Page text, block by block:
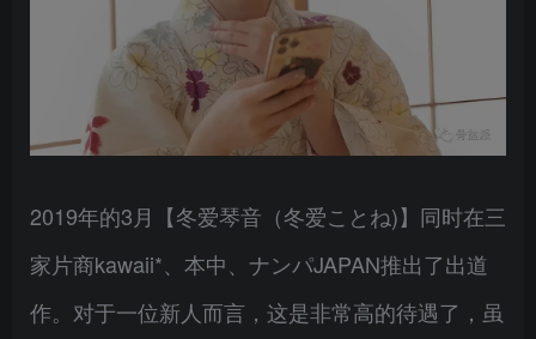
2019年的3月【冬爱琴音（冬爱ことね)】同时在三
家片商kawaii*、本中、ナンパJAPAN推出了出道
作。对于一位新人而言，这是非常高的待遇了，虽